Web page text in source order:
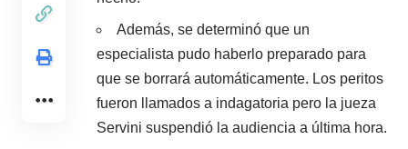
Además, se determinó que un
especialista pudo haberlo preparado para
que se borrará automáticamente. Los peritos
fueron llamados a indagatoria pero la jueza
Servini suspendió la audiencia a última hora.